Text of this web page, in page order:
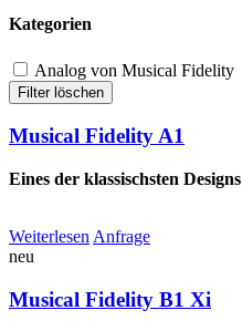
Kategorien
Analog von Musical Fidelity
Filter löschen
Musical Fidelity A1
Eines der klassischsten Designs
Weiterlesen Anfrage
neu
Musical Fidelity B1 Xi